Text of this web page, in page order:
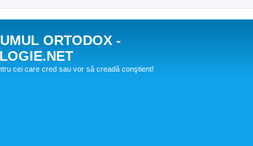
ORTODOX -
cei care cred sau vor să creadă conştient!